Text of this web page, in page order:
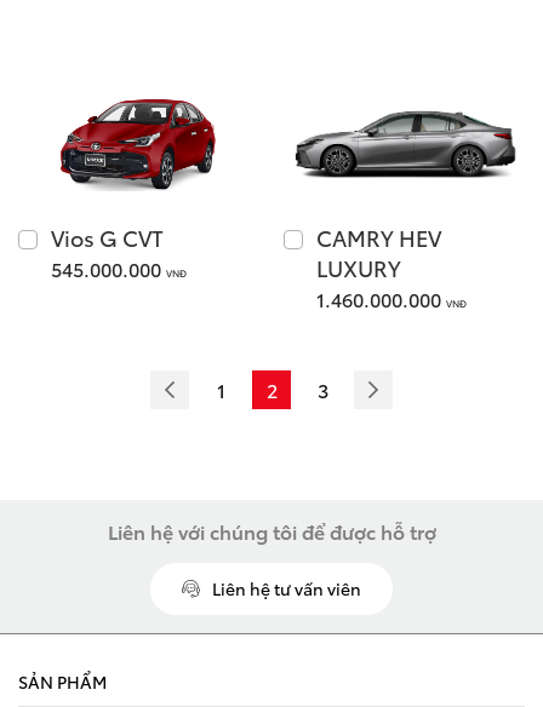
LAND CRUISER FJ
Xem các mẫu LAND
Vios G CVT
545.000.000 VNĐ
CAMRY HEV
LUXURY
1.460.000.000 VNĐ
1 2 3
Liên hệ với chúng tôi để được hỗ trợ
Liên hệ tư vấn viên
SẢN PHẨM